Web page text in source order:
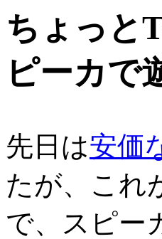
ちょっと
ピーカで
先日は安価
たが、これ
で、スピー